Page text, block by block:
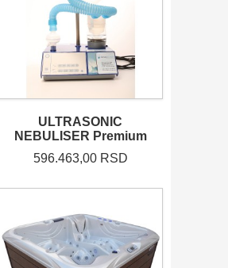
ULTRASONIC
NEBULISER Premium
596.463,00 RSD